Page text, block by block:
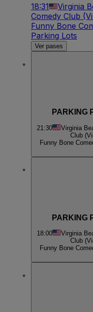
18:31 Virginia
Comedy Club
Funny Bone
Parking Lots
Ver pases
PARKING
21:30 Virginia
Club
Funny Bone
PARKING
18:00 Virginia
Club
Funny Bone